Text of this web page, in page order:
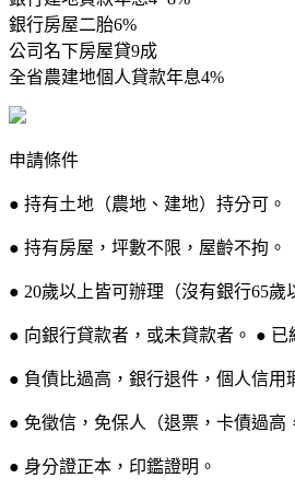
銀行房屋二胎6%
公司名下房屋貸9成
全省農建地個人貸款年息4%
申請條件
● 持有土地（農地、建地）持分可。
● 持有房屋，坪數不限，屋齡不拘。
● 20歲以上皆可辦理（沒有銀行65歲
● 向銀行貸款者，或未貸款者。 ●
● 負債比過高，銀行退件，個人信用
● 免徵信，免保人（退票，卡債過
● 身分證正本，印鑑證明。